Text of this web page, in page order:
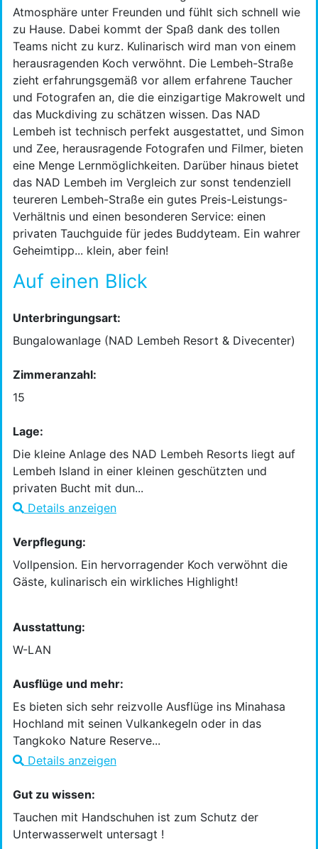
Atmosphäre unter Freunden und fühlt sich schnell wie
zu Hause. Dabei kommt der Spaß dank des tollen
Teams nicht zu kurz. Kulinarisch wird man von einem
herausragenden Koch verwöhnt. Die Lembeh-Straße
zieht erfahrungsgemäß vor allem erfahrene Taucher
und Fotografen an, die die einzigartige Makrowelt und
das Muckdiving zu schätzen wissen. Das NAD
Lembeh ist technisch perfekt ausgestattet, und Simon
und Zee, herausragende Fotografen und Filmer, bieten
eine Menge Lernmöglichkeiten. Darüber hinaus bietet
das NAD Lembeh im Vergleich zur sonst tendenziell
teureren Lembeh-Straße ein gutes Preis-Leistungs-
Verhältnis und einen besonderen Service: einen
privaten Tauchguide für jedes Buddyteam. Ein wahrer
Geheimtipp... klein, aber fein!
Auf einen Blick
Unterbringungsart:
Bungalowanlage (NAD Lembeh Resort & Divecenter)
Zimmeranzahl:
15
Lage:
Die kleine Anlage des NAD Lembeh Resorts liegt auf
Lembeh Island in einer kleinen geschützten und
privaten Bucht mit dun...
Details anzeigen
Verpflegung:
Vollpension. Ein hervorragender Koch verwöhnt die
Gäste, kulinarisch ein wirkliches Highlight!
Ausstattung:
W-LAN
Ausflüge und mehr:
Es bieten sich sehr reizvolle Ausflüge ins Minahasa
Hochland mit seinen Vulkankegeln oder in das
Tangkoko Nature Reserve...
Details anzeigen
Gut zu wissen:
Tauchen mit Handschuhen ist zum Schutz der
Unterwasserwelt untersagt !